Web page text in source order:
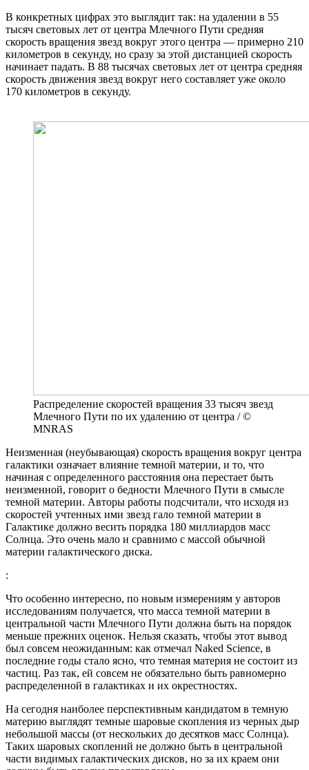
В конкретных цифрах это выглядит так: на удалении в 55
тысяч световых лет от центра Млечного Пути средняя
скорость вращения звезд вокруг этого центра — примерно 210
километров в секунду, но сразу за этой дистанцией скорость
начинает падать. В 88 тысячах световых лет от центра средняя
скорость движения звезд вокруг него составляет уже около
170 километров в секунду.
Распределение скоростей вращения 33 тысяч звезд
Млечного Пути по их удалению от центра / ©
MNRAS
Неизменная (неубывающая) скорость вращения вокруг центра
галактики означает влияние темной материи, и то, что
начиная с определенного расстояния она перестает быть
неизменной, говорит о бедности Млечного Пути в смысле
темной материи. Авторы работы подсчитали, что исходя из
скоростей учтенных ими звезд гало темной материи в
Галактике должно весить порядка 180 миллиардов масс
Солнца. Это очень мало и сравнимо с массой обычной
материи галактического диска.
:
Что особенно интересно, по новым измерениям у авторов
исследованиям получается, что масса темной материи в
центральной части Млечного Пути должна быть на порядок
меньше прежних оценок. Нельзя сказать, чтобы этот вывод
был совсем неожиданным: как отмечал Naked Science, в
последние годы стало ясно, что темная материя не состоит из
частиц. Раз так, ей совсем не обязательно быть равномерно
распределенной в галактиках и их окрестностях.
На сегодня наиболее перспективным кандидатом в темную
материю выглядят темные шаровые скопления из черных дыр
небольшой массы (от нескольких до десятков масс Солнца).
Таких шаровых скоплений не должно быть в центральной
части видимых галактических дисков, но за их краем они